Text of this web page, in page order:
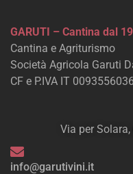
GARUTI – Cantina dal
Cantina e Agriturismo
Società Agricola Garuti
CF e P.IVA IT
Via per
info@garutivini.it